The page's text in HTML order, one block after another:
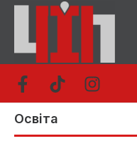
Перейти
вмісту
Освіта